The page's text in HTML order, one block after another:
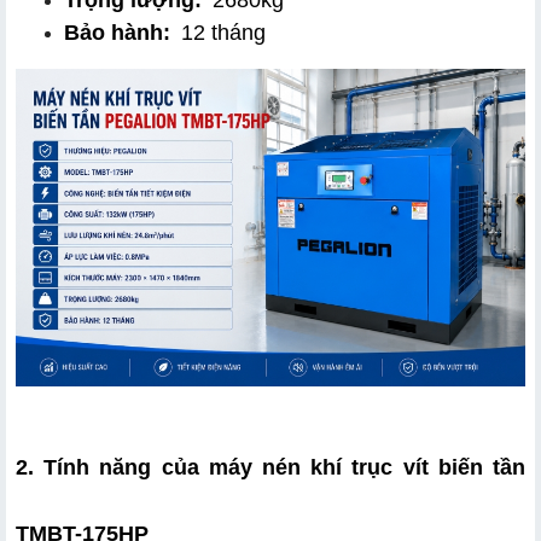
Bảo hành: 12 tháng
2. Tính năng của máy nén khí trục vít biến tần
TMBT-175HP